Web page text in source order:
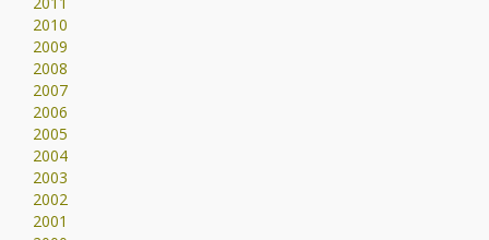
2010
2009
2008
2007
2006
2005
2004
2003
2002
2001